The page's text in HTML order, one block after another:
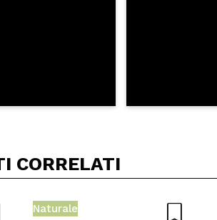
CORRELATI
Naturale